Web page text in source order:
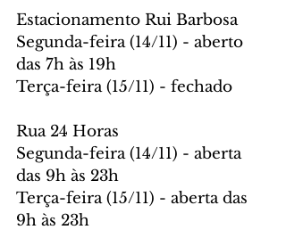
Estacionamento Rui Barbosa
Segunda-feira (14/11) - aberto
das 7h às 19h
Terça-feira (15/11) - fechado
Rua 24 Horas
Segunda-feira (14/11) - aberta
das 9h às 23h
Terça-feira (15/11) - aberta das
9h às 23h